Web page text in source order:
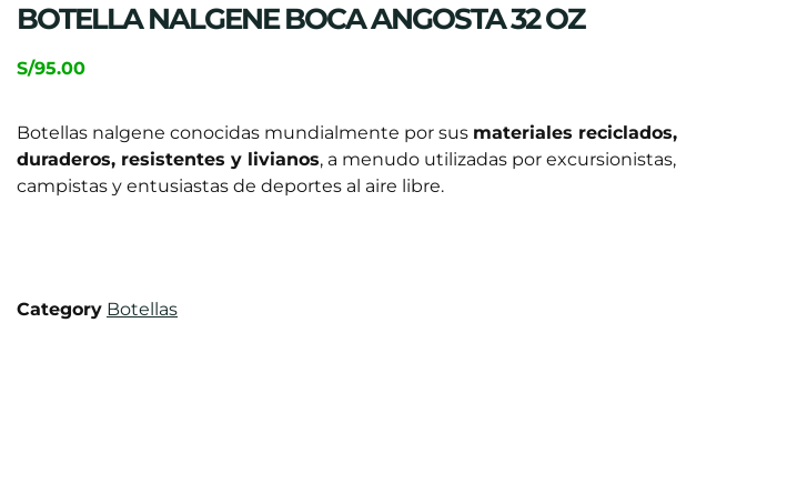
BOTELLA NALGENE BOCA ANGOSTA 32 OZ
S/95.00
Botellas nalgene conocidas mundialmente por sus materiales reciclados,
duraderos, resistentes y livianos, a menudo utilizadas por excursionistas,
campistas y entusiastas de deportes al aire libre.
Category Botellas